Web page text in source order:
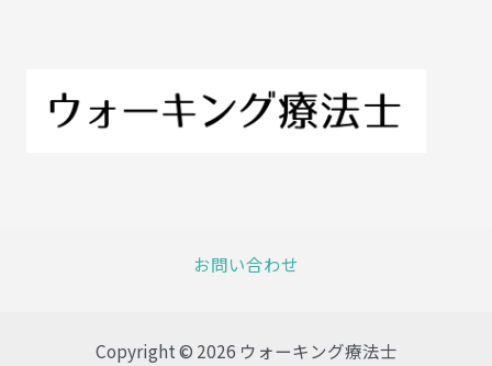
お問い合わせ
Copyright © 2026 ウォーキング療法士